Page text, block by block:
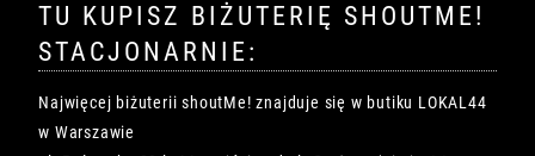
TU KUPISZ BIŻUTERIĘ SHOUTME!
STACJONARNIE:
Najwięcej biżuterii shoutMe! znajduje się w butiku LOKAL44
w Warszawie